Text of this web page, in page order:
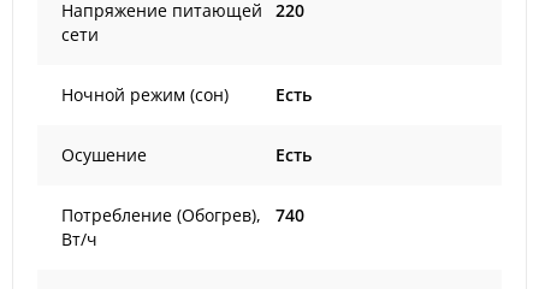
Напряжение питающей
сети
220
Ночной режим (сон) Есть
Осушение Есть
Потребление (Обогрев),
Вт/ч
740